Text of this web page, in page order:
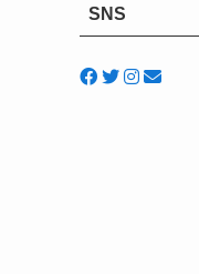
SNS